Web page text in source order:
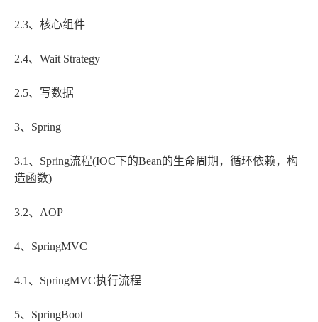
2.3、核心组件
2.4、Wait Strategy
2.5、写数据
3、Spring
3.1、Spring流程(IOC下的Bean的生命周期，循环依赖，构
造函数)
3.2、AOP
4、SpringMVC
4.1、SpringMVC执行流程
5、SpringBoot